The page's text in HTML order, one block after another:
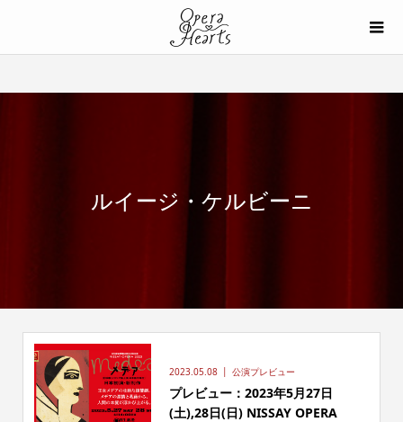
ルイージ・ケルビーニ
2023.05.08 公演プレビュー
プレビュー：2023年5月27日
(土),28日(日) NISSAY OPERA